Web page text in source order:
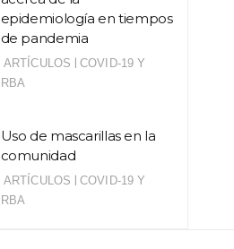
epidemiología en tiempos
de pandemia
ARTÍCULOS | COVID-19 Y
RBA
Uso de mascarillas en la
comunidad
ARTÍCULOS | COVID-19 Y
RBA